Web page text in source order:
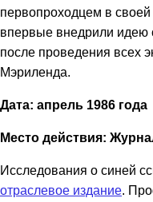
первопроходцем в
впервые внедрили идею
после проведения всех
Мэриленда.
Дата: апрель 1986 года
Место действия:
Исследования о синей
отраслевое издание.